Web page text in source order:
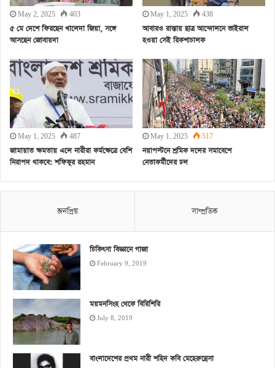
May 2, 2025 403
৫ মে দেশে ফিরছেন খালেদা জিয়া, সঙ্গে
আসছেন জোবায়দা
May 1, 2025 438
আবারও রাস্তায় ছাত্র আন্দোলনে ভাইরাল
হওয়া সেই রিকশাচালক
May 1, 2025 487
জামায়াত ক্ষমতায় এলে নারীরা কর্মক্ষেত্রে বেশি
নিরাপদ থাকবে: শফিকুর রহমান
May 1, 2025 517
নয়াপল্টনে শ্রমিক দলের সমাবেশে
নেতাকর্মীদের ঢল
জনপ্রিয় সাম্প্রতিক
চিকিৎসা বিজ্ঞানে গাজা
February 9, 2019
ময়মনসিংহ থেকে বিরিশিরি
July 8, 2019
বাংলাদেশের প্রথম নারী শহিদ কবি মেহেরুন্নেসা